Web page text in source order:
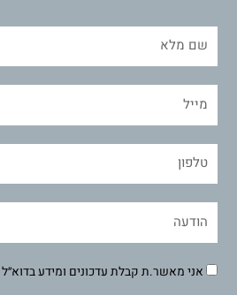
אני מאשר.ת קבלת עדכונים ומידע בדוא״ל